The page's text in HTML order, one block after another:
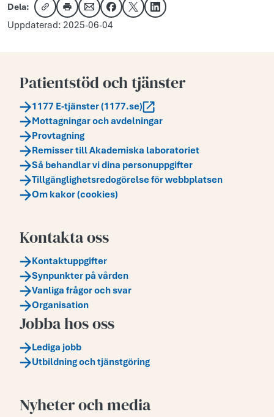
Dela:
Kopiera länk
Skriv utDela via e-post
Dela på Facebook
Dela på XDela på LinkedIn
Uppdaterad: 2025-06-04
Patientstöd och tjänster
1177 E-tjänster (1177.se)
Mottagningar och avdelningar
Provtagning
Remisser till Akademiska laboratoriet
Så behandlar vi dina personuppgifter
Tillgänglighetsredogörelse för webbplatsen
Om kakor (cookies)
Kontakta oss
Kontaktuppgifter
Synpunkter på vården
Vanliga frågor och svar
Organisation
Jobba hos oss
Lediga jobb
Utbildning och tjänstgöring
Nyheter och media